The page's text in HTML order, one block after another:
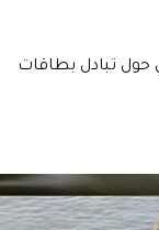
تبادل بطاقات